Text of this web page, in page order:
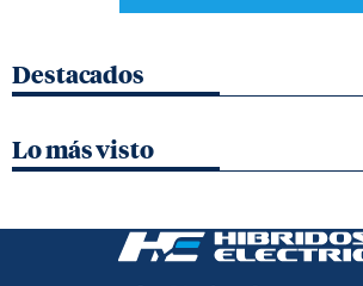
Destacados
Lo más visto